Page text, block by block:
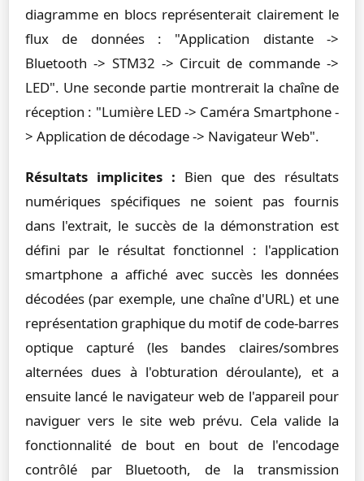
diagramme en blocs représenterait clairement le
flux de données : "Application distante ->
Bluetooth -> STM32 -> Circuit de commande ->
LED". Une seconde partie montrerait la chaîne de
réception : "Lumière LED -> Caméra Smartphone -
> Application de décodage -> Navigateur Web".
Résultats implicites : Bien que des résultats
numériques spécifiques ne soient pas fournis
dans l'extrait, le succès de la démonstration est
défini par le résultat fonctionnel : l'application
smartphone a affiché avec succès les données
décodées (par exemple, une chaîne d'URL) et une
représentation graphique du motif de code-barres
optique capturé (les bandes claires/sombres
alternées dues à l'obturation déroulante), et a
ensuite lancé le navigateur web de l'appareil pour
naviguer vers le site web prévu. Cela valide la
fonctionnalité de bout en bout de l'encodage
contrôlé par Bluetooth, de la transmission